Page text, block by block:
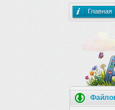
Главная